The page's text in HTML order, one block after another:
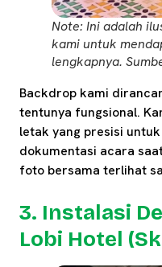
Note: Ini adalah
kami untuk
lengkapnya.
Backdrop kami
tentunya fungsional.
letak yang presisi
dokumentasi acara
foto bersama terlihat
3. Instalasi
Lobi Hotel